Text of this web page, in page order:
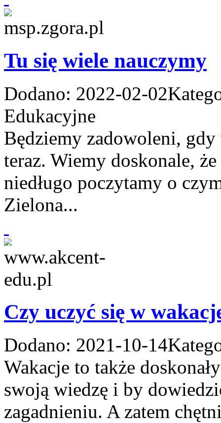
Tu się wiele nauczymy
Dodano: 2022-02-02
Edukacyjne
Będziemy zadowoleni,
teraz. Wiemy doskonale,
niedługo poczytamy o
Zielona...
Czy uczyć się w
Dodano: 2021-10-14
Wakacje to także
swoją wiedzę i by
zagadnieniu. A zatem